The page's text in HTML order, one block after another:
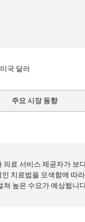
국 달러
주요 시장 동향
의료 서비스 제공자가 보
인 치료법을 모색함에 따
쳐 높은 수요가 예상됩니